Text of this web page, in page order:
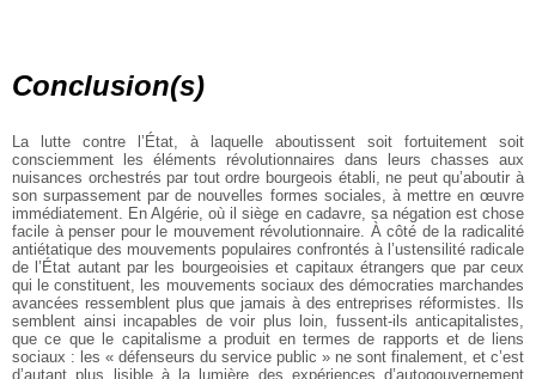
Conclusion(s)
La lutte contre l’État, à laquelle aboutissent soit fortuitement soit
consciemment les éléments révolutionnaires dans leurs chasses aux
nuisances orchestrés par tout ordre bourgeois établi, ne peut qu’aboutir à
son surpassement par de nouvelles formes sociales, à mettre en œuvre
immédiatement. En Algérie, où il siège en cadavre, sa négation est chose
facile à penser pour le mouvement révolutionnaire. À côté de la radicalité
antiétatique des mouvements populaires confrontés à l’ustensilité radicale
de l’État autant par les bourgeoisies et capitaux étrangers que par ceux
qui le constituent, les mouvements sociaux des démocraties marchandes
avancées ressemblent plus que jamais à des entreprises réformistes. Ils
semblent ainsi incapables de voir plus loin, fussent-ils anticapitalistes,
que ce que le capitalisme a produit en termes de rapports et de liens
sociaux : les « défenseurs du service public » ne sont finalement, et c’est
d’autant plus lisible à la lumière des expériences d’autogouvernement